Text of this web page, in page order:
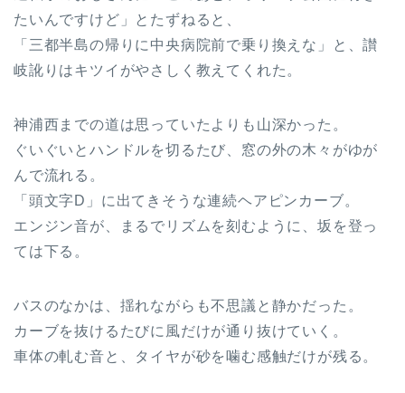
たいんですけど」とたずねると、
「三都半島の帰りに中央病院前で乗り換えな」と、讃
岐訛りはキツイがやさしく教えてくれた。
神浦西までの道は思っていたよりも山深かった。
ぐいぐいとハンドルを切るたび、窓の外の木々がゆが
んで流れる。
「頭文字D」に出てきそうな連続ヘアピンカーブ。
エンジン音が、まるでリズムを刻むように、坂を登っ
ては下る。
バスのなかは、揺れながらも不思議と静かだった。
カーブを抜けるたびに風だけが通り抜けていく。
車体の軋む音と、タイヤが砂を噛む感触だけが残る。